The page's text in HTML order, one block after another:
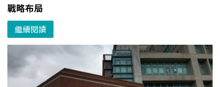
戰略布局
繼續閱讀